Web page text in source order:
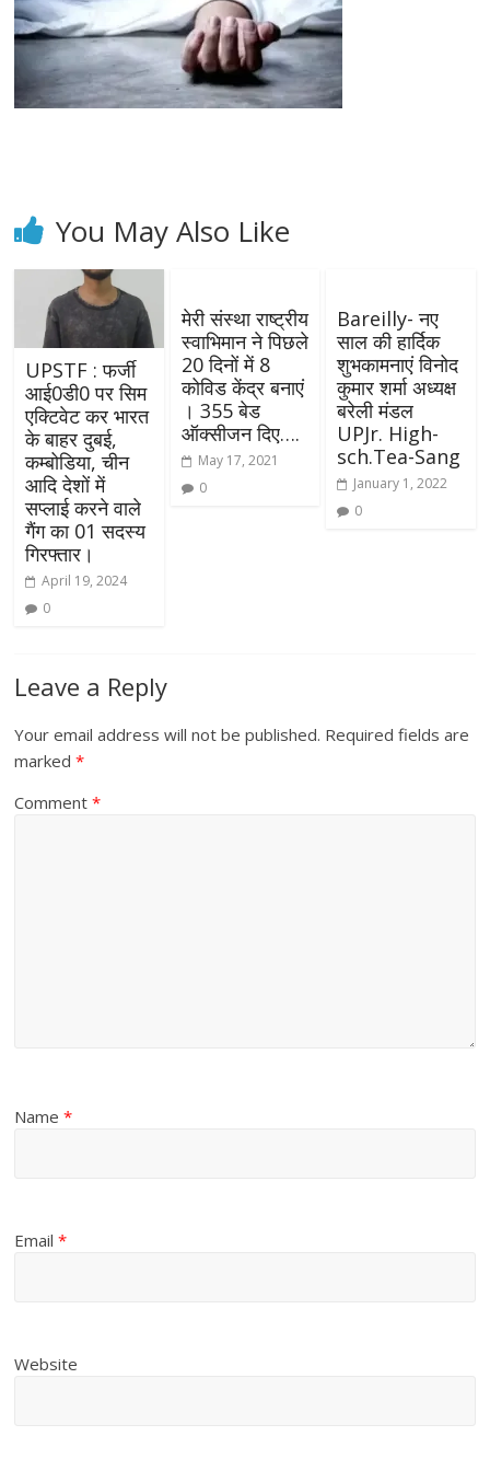
You May Also Like
UPSTF : फर्जी
आई0डी0 पर सिम
एक्टिवेट कर भारत
के बाहर दुबई,
कम्बोडिया, चीन
आदि देशों में
सप्लाई करने वाले
गैंग का 01 सदस्य
गिरफ्तार।
April 19, 2024
0
मेरी संस्था राष्ट्रीय
स्वाभिमान ने पिछले
20 दिनों में 8
कोविड केंद्र बनाएं
। 355 बेड
ऑक्सीजन दिए….
May 17, 2021
0
Bareilly- नए
साल की हार्दिक
शुभकामनाएं विनोद
कुमार शर्मा अध्यक्ष
बरेली मंडल
UPJr. High-
sch.Tea-Sang
January 1, 2022
0
Leave a Reply
Your email address will not be published. Required fields are
marked*
Comment*
Name*
Email*
Website